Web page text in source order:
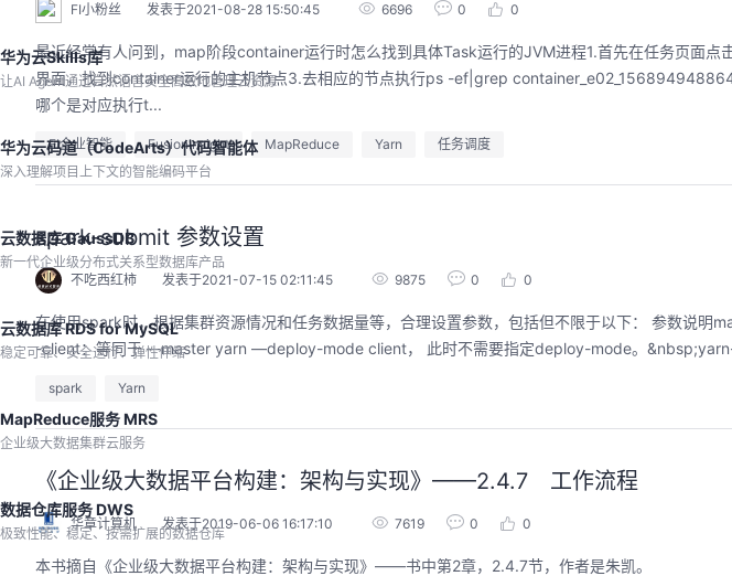
华为云Skills库
让AI Agent通过自然语言安全高效地管理云资源
华为云码道（CodeArts）代码智能体
深入理解项目上下文的智能编码平台
云数据库 GaussDB
新一代企业级分布式关系型数据库产品
云数据库 RDS for MySQL
稳定可靠、安全运行、弹性伸缩
MapReduce服务 MRS
企业级大数据集群云服务
数据仓库服务 DWS
极致性能、稳定、按需扩展的数据仓库
FI小粉丝 发表于2021-08-28 15:50:45 6696 0 0
最近经常有人问到，map阶段container运行时怎么找到具体Task运行的JVM进程1.首先在任务页面
界面，找到container运行的主机节点3.去相应的节点执行ps -ef|grep
哪个是对应执行t...
EI企业智能 FusionInsight MapReduce Yarn 任务调度
spark-submit 参数设置
不吃西红柿 发表于2021-07-15 02:11:45 9875 0 0
在使用spark时，根据集群资源情况和任务数据量等，合理设置参数，包括但不限于以下： 参数说明masteryarn&nbsp; E-MapReduce 使用 Yarn 的模式yarn
-client：等同于 –-master yarn —deploy-mode client， 此时不需要指定deploy-mode。
spark Yarn
《企业级大数据平台构建：架构与实现》——2.4.7 工作流程
华章计算机 发表于2019-06-06 16:17:10 7619 0 0
本书摘自《企业级大数据平台构建：架构与实现》——书中第2章，2.4.7节，作者是朱凯。